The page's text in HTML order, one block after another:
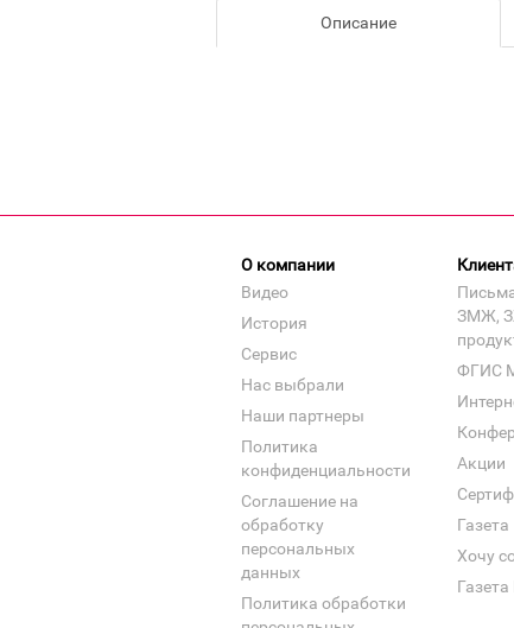
Описание
О компании
Видео
История
Сервис
Нас выбрали
Наши партнеры
Политика
конфиденциальности
Соглашение на
обработку
персональных
данных
Политика обработки
ЗМЖ,
ФГИС
Акции
Газета
Хочу